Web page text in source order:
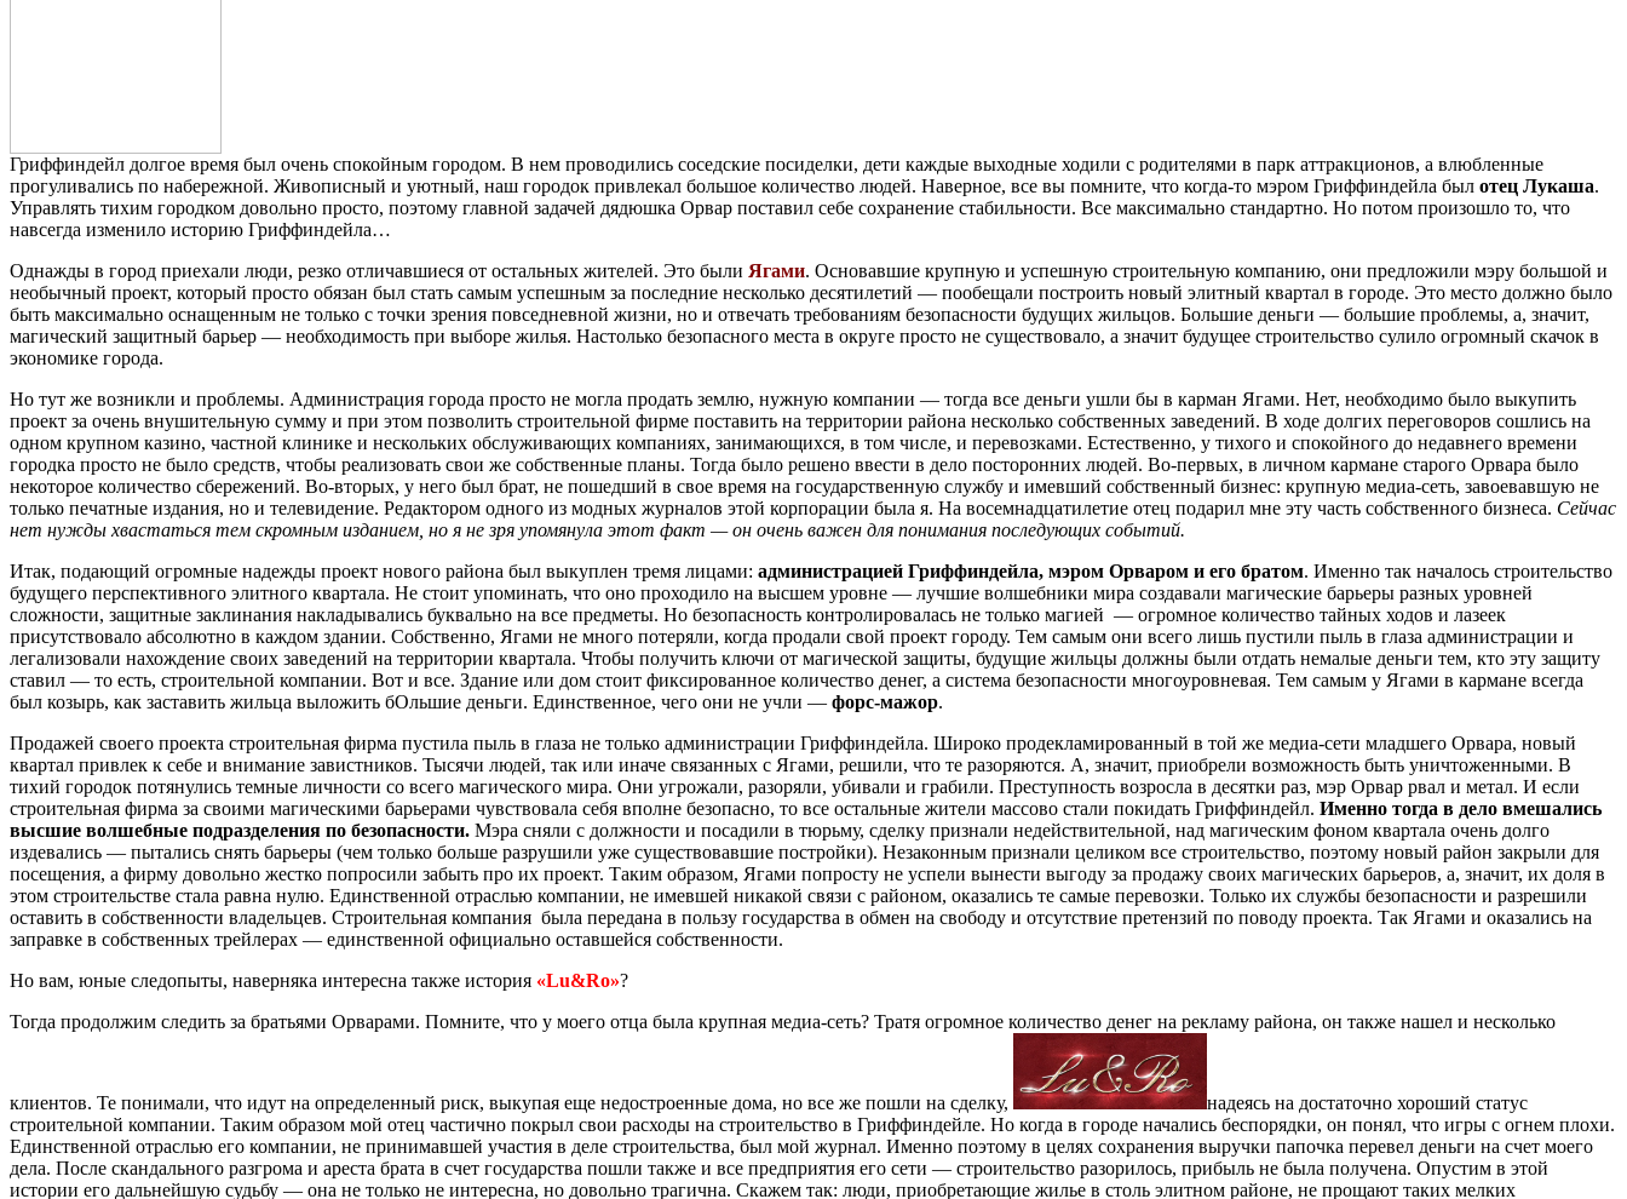
Гриффиндейл долгое время был очень спокойным городом. В нем проводились соседские посиделки, дети каждые выходные ходили с родителями в парк аттракционов, а влюбленные
прогуливались по набережной. Живописный и уютный, наш городок привлекал большое количество людей. Наверное, все вы помните, что когда-то мэром Гриффиндейла был отец Лукаша.
Управлять тихим городком довольно просто, поэтому главной задачей дядюшка Орвар поставил себе сохранение стабильности. Все максимально стандартно. Но потом произошло то, что
навсегда изменило историю Гриффиндейла…
Однажды в город приехали люди, резко отличавшиеся от остальных жителей. Это были Ягами. Основавшие крупную и успешную строительную компанию, они предложили мэру большой и
необычный проект, который просто обязан был стать самым успешным за последние несколько десятилетий — пообещали построить новый элитный квартал в городе. Это место должно было
быть максимально оснащенным не только с точки зрения повседневной жизни, но и отвечать требованиям безопасности будущих жильцов. Большие деньги — большие проблемы, а, значит,
магический защитный барьер — необходимость при выборе жилья. Настолько безопасного места в округе просто не существовало, а значит будущее строительство сулило огромный скачок в
экономике города.
Но тут же возникли и проблемы. Администрация города просто не могла продать землю, нужную компании — тогда все деньги ушли бы в карман Ягами. Нет, необходимо было выкупить
проект за очень внушительную сумму и при этом позволить строительной фирме поставить на территории района несколько собственных заведений. В ходе долгих переговоров сошлись на
одном крупном казино, частной клинике и нескольких обслуживающих компаниях, занимающихся, в том числе, и перевозками. Естественно, у тихого и спокойного до недавнего времени
городка просто не было средств, чтобы реализовать свои же собственные планы. Тогда было решено ввести в дело посторонних людей. Во-первых, в личном кармане старого Орвара было
некоторое количество сбережений. Во-вторых, у него был брат, не пошедший в свое время на государственную службу и имевший собственный бизнес: крупную медиа-сеть, завоевавшую не
только печатные издания, но и телевидение. Редактором одного из модных журналов этой корпорации была я. На восемнадцатилетие отец подарил мне эту часть собственного бизнеса. Сейчас
нет нужды хвастаться тем скромным изданием, но я не зря упомянула этот факт — он очень важен для понимания последующих событий.
Итак, подающий огромные надежды проект нового района был выкуплен тремя лицами: администрацией Гриффиндейла, мэром Орваром и его братом. Именно так началось строительство
будущего перспективного элитного квартала. Не стоит упоминать, что оно проходило на высшем уровне — лучшие волшебники мира создавали магические барьеры разных уровней
сложности, защитные заклинания накладывались буквально на все предметы. Но безопасность контролировалась не только магией — огромное количество тайных ходов и лазеек
присутствовало абсолютно в каждом здании. Собственно, Ягами не много потеряли, когда продали свой проект городу. Тем самым они всего лишь пустили пыль в глаза администрации и
легализовали нахождение своих заведений на территории квартала. Чтобы получить ключи от магической защиты, будущие жильцы должны были отдать немалые деньги тем, кто эту защиту
ставил — то есть, строительной компании. Вот и все. Здание или дом стоит фиксированное количество денег, а система безопасности многоуровневая. Тем самым у Ягами в кармане всегда
был козырь, как заставить жильца выложить бОльшие деньги. Единственное, чего они не учли — форс-мажор.
Продажей своего проекта строительная фирма пустила пыль в глаза не только администрации Гриффиндейла. Широко продекламированный в той же медиа-сети младшего Орвара, новый
квартал привлек к себе и внимание завистников. Тысячи людей, так или иначе связанных с Ягами, решили, что те разоряются. А, значит, приобрели возможность быть уничтоженными. В
тихий городок потянулись темные личности со всего магического мира. Они угрожали, разоряли, убивали и грабили. Преступность возросла в десятки раз, мэр Орвар рвал и метал. И если
строительная фирма за своими магическими барьерами чувствовала себя вполне безопасно, то все остальные жители массово стали покидать Гриффиндейл. Именно тогда в дело вмешались
высшие волшебные подразделения по безопасности. Мэра сняли с должности и посадили в тюрьму, сделку признали недействительной, над магическим фоном квартала очень долго
издевались — пытались снять барьеры (чем только больше разрушили уже существовавшие постройки). Незаконным признали целиком все строительство, поэтому новый район закрыли для
посещения, а фирму довольно жестко попросили забыть про их проект. Таким образом, Ягами попросту не успели вынести выгоду за продажу своих магических барьеров, а, значит, их доля в
этом строительстве стала равна нулю. Единственной отраслью компании, не имевшей никакой связи с районом, оказались те самые перевозки. Только их службы безопасности и разрешили
оставить в собственности владельцев. Строительная компания была передана в пользу государства в обмен на свободу и отсутствие претензий по поводу проекта. Так Ягами и оказались на
заправке в собственных трейлерах — единственной официально оставшейся собственности.
Но вам, юные следопыты, наверняка интересна также история «Lu&Ro»?
Тогда продолжим следить за братьями Орварами. Помните, что у моего отца была крупная медиа-сеть? Тратя огромное количество денег на рекламу района, он также нашел и несколько
клиентов. Те понимали, что идут на определенный риск, выкупая еще недостроенные дома, но все же пошли на сделку,
надеясь на достаточно хороший статус
строительной компании. Таким образом мой отец частично покрыл свои расходы на строительство в Гриффиндейле. Но когда в городе начались беспорядки, он понял, что игры с огнем плохи.
Единственной отраслью его компании, не принимавшей участия в деле строительства, был мой журнал. Именно поэтому в целях сохранения выручки папочка перевел деньги на счет моего
дела. После скандального разгрома и ареста брата в счет государства пошли также и все предприятия его сети — строительство разорилось, прибыль не была получена. Опустим в этой
истории его дальнейшую судьбу — она не только не интересна, но довольно трагична. Скажем так: люди, приобретающие жилье в столь элитном районе, не прощают таких мелких